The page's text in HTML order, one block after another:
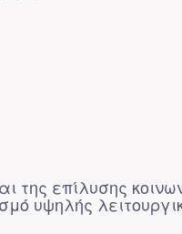
της επίλυσης
υψηλής